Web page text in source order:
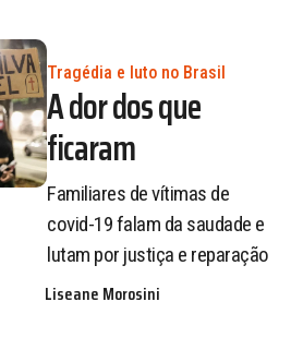
Tragédia e luto no Brasil
A dor dos que
ficaram
Familiares de vítimas de
covid-19 falam da saudade e
lutam por justiça e reparação
Liseane Morosini